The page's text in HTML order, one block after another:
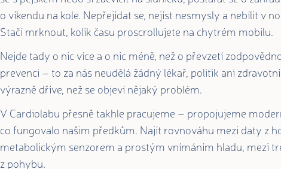
o víkendu na kole. Nepřejídat se, nejíst nesmysly a nebílit v
Stačí mrknout, kolik času proscrollujete na chytrém mobilu.
Nejde tady o nic více a o nic méně, než o převzetí
prevenci – to za nás neudělá žádný lékař, politik ani
výrazně dříve, než se objeví nějaký problém.
V Cardiolabu přesně takhle pracujeme – propojujeme
co fungovalo našim předkům. Najít rovnováhu mezi daty z
metabolickým senzorem a prostým vnímáním hladu, mezi
z pohybu.